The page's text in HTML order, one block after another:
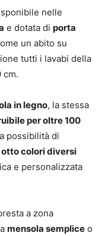
nelle
e dotata di porta
un abito su
tutti i lavabi della
cm.
in legno, la stessa
per oltre 100
possibilità di
otto colori diversi
e personalizzata
a zona
mensola semplice o